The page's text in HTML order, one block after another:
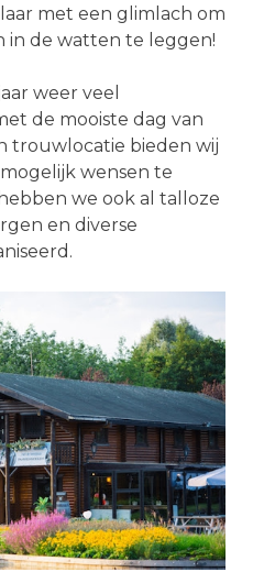
met een glimlach om
in de watten te leggen!
weer veel
de mooiste dag van
trouwlocatie bieden wij
wensen te
we ook al talloze
en diverse